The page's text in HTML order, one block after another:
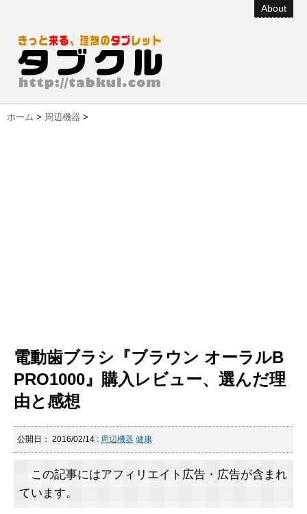
About
ホーム > 周辺機器 >
電動歯ブラシ『ブラウン オーラルB
PRO1000』購入レビュー、選んだ理
由と感想
公開日： 2016/02/14 : 周辺機器 健康
この記事にはアフィリエイト広告・広告が含まれ
ています。